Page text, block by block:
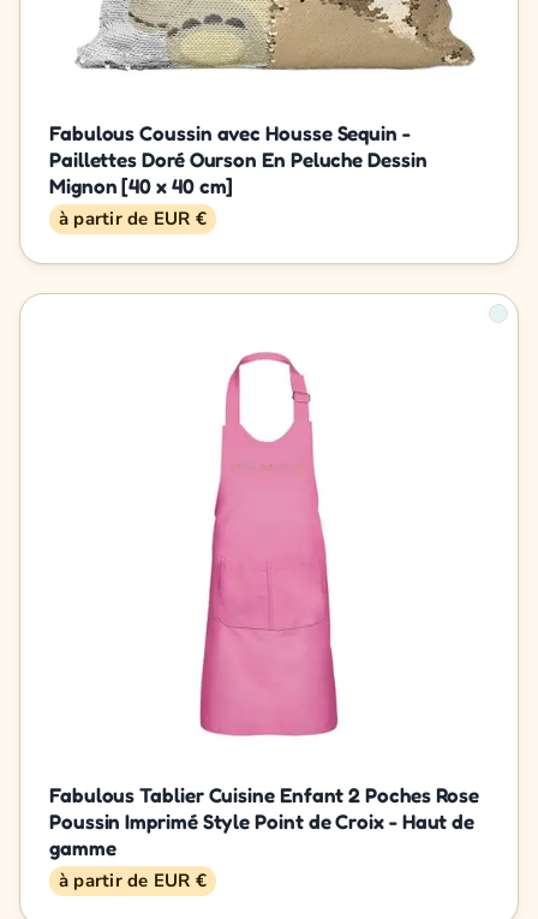
Fabulous Coussin avec Housse Sequin -
Paillettes Doré Ourson En Peluche Dessin
Mignon [40 x 40 cm]
à partir de EUR €
Fabulous Tablier Cuisine Enfant 2 Poches Rose
Poussin Imprimé Style Point de Croix - Haut de
gamme
à partir de EUR €